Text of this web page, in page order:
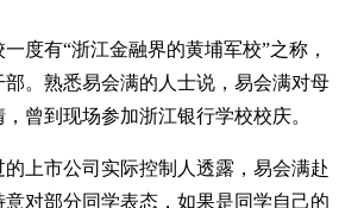
度有“浙江金融界的黄埔军校”之称，
。熟悉易会满的人士说，易会满对母
曾到现场参加浙江银行学校校庆。
上市公司实际控制人透露，易会满赴
对部分同学表态，如果是同学自己的